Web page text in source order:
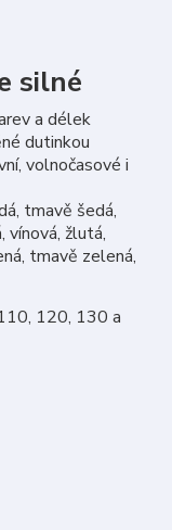
silné
a délek
dutinkou
volnočasové i
tmavě šedá,
vínová, žlutá,
tmavě zelená,
120, 130 a